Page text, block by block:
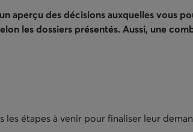
aperçu des décisions auxquelles vous
les dossiers présentés. Aussi, une
étapes à venir pour finaliser leur